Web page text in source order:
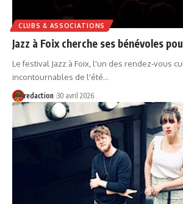
CLUBS & ASSOCIATIONS
Jazz à Foix cherche ses bénévoles
Le festival Jazz à Foix, l'un des rendez-vous
incontournables de l'été…
redaction 30 avril 2026